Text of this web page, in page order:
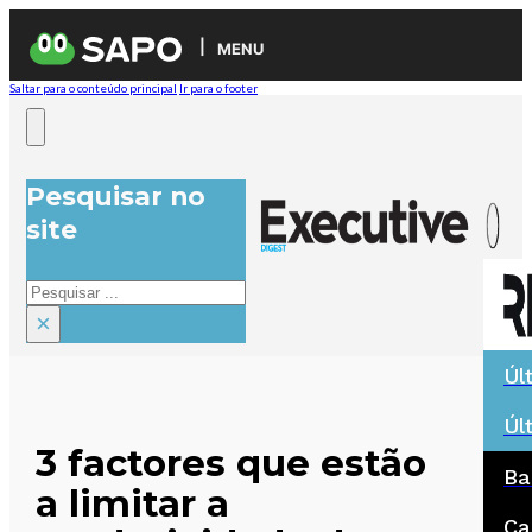
MENU
Saltar para o conteúdo principal Ir para o footer
Pesquisar no
site
Pesquisar
×
3 factores que estão
a limitar a